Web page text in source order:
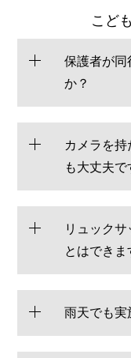
こど
保護者が同
か？
カメラを
も大丈夫で
リュック
とはできま
雨天でも実